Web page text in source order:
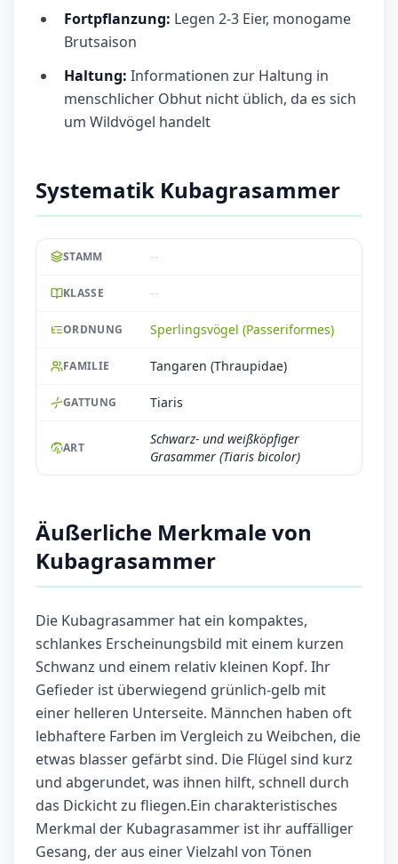
Fortpflanzung: Legen 2-3 Eier, monogame
Brutsaison
Haltung: Informationen zur Haltung in
menschlicher Obhut nicht üblich, da es sich
um Wildvögel handelt
Systematik Kubagrasammer
STAMM --
KLASSE --
ORDNUNG Sperlingsvögel (Passeriformes)
FAMILIE Tangaren (Thraupidae)
GATTUNG Tiaris
ART
Schwarz- und weißköpfiger
Grasammer (Tiaris bicolor)
Äußerliche Merkmale von
Kubagrasammer
Die Kubagrasammer hat ein kompaktes,
schlankes Erscheinungsbild mit einem kurzen
Schwanz und einem relativ kleinen Kopf. Ihr
Gefieder ist überwiegend grünlich-gelb mit
einer helleren Unterseite. Männchen haben oft
lebhaftere Farben im Vergleich zu Weibchen, die
etwas blasser gefärbt sind. Die Flügel sind kurz
und abgerundet, was ihnen hilft, schnell durch
das Dickicht zu fliegen.Ein charakteristisches
Merkmal der Kubagrasammer ist ihr auffälliger
Gesang, der aus einer Vielzahl von Tönen